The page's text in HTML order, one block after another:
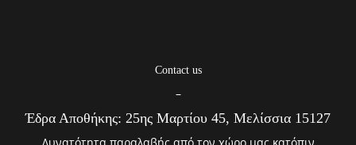
Contact us
–
Έδρα Αποθήκης: 25ης Μαρτίου 45, Μελίσσια 15127